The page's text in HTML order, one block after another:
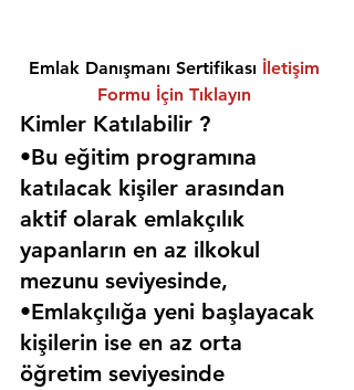
Emlak Danışmanı Sertifikası İletişim
Formu İçin Tıklayın
Kimler Katılabilir ?
•Bu eğitim programına
katılacak kişiler arasından
aktif olarak emlakçılık
yapanların en az ilkokul
mezunu seviyesinde,
•Emlakçılığa yeni başlayacak
kişilerin ise en az orta
öğretim seviyesinde